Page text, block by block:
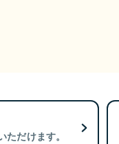
だけます。